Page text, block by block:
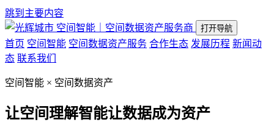
跳到主要内容
空间智能｜空间数据资产服务商
打开导航
首页 空间智能 空间数据资产服务 合作生态 发展历程 新闻动
态 联系我们
空间智能 × 空间数据资产
让空间理解智能让数据成为资产